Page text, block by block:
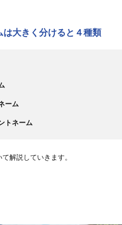
は大きく分けると４種類
ーム
トネーム
解説していきます。